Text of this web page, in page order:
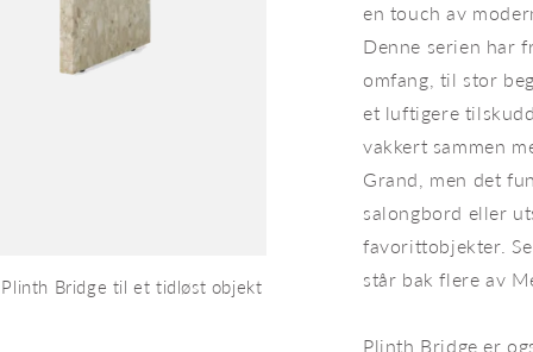
Bridge til et tidløst objekt
I Plinth-serien finnes det
en touch av
Denne serien har
omfang, til stor
et luftigere
vakkert sammen
Grand, men det
salongbord eller
favorittobjekter.
står bak flere av
Plinth Bridge er